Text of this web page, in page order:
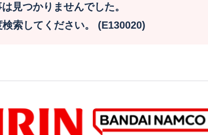
見つかりませんでした。
索してください。 (E130020)